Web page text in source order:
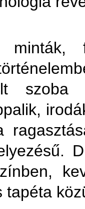
minták,
szoba
tapéta